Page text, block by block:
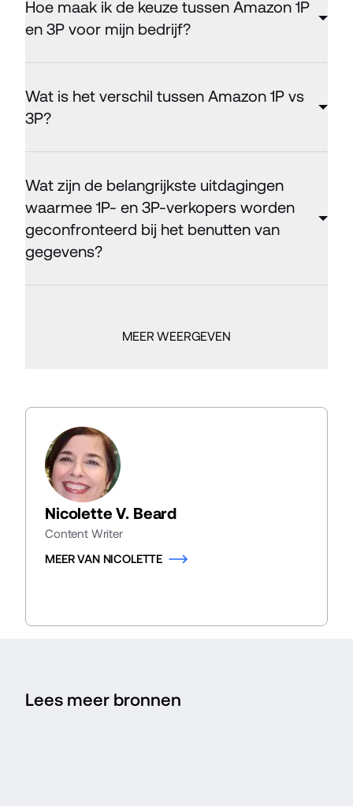
Hoe maak ik de keuze tussen Amazon 1P
en 3P voor mijn bedrijf?
Wat is het verschil tussen Amazon 1P vs
3P?
Wat zijn de belangrijkste uitdagingen
waarmee 1P- en 3P-verkopers worden
geconfronteerd bij het benutten van
gegevens?
MEER WEERGEVEN
Nicolette V. Beard
Content Writer
MEER VAN NICOLETTE
Lees meer bronnen